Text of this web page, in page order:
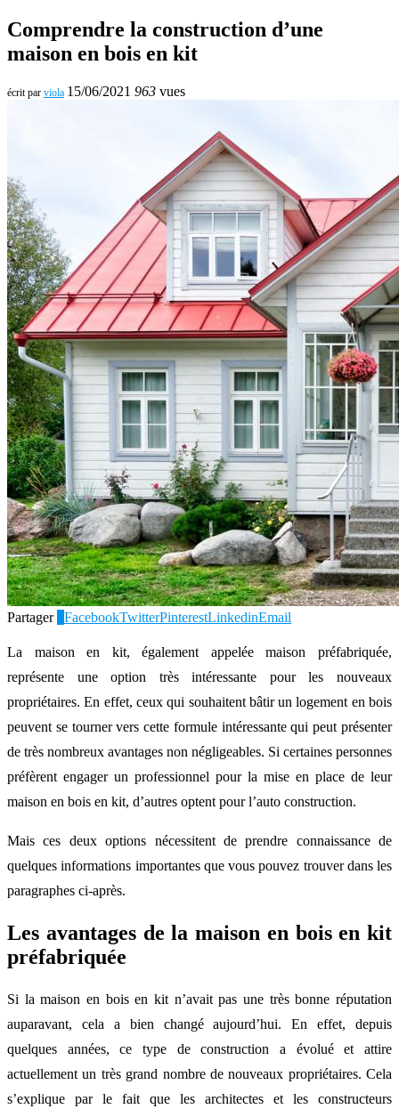
Comprendre la construction d’une
maison en bois en kit
écrit par viola 15/06/2021 963 vues
Partager FacebookTwitterPinterestLinkedinEmail
La maison en kit, également appelée maison préfabriquée,
représente une option très intéressante pour les nouveaux
propriétaires. En effet, ceux qui souhaitent bâtir un logement en bois
peuvent se tourner vers cette formule intéressante qui peut présenter
de très nombreux avantages non négligeables. Si certaines personnes
préfèrent engager un professionnel pour la mise en place de leur
maison en bois en kit, d’autres optent pour l’auto construction.
Mais ces deux options nécessitent de prendre connaissance de
quelques informations importantes que vous pouvez trouver dans les
paragraphes ci-après.
Les avantages de la maison en bois en kit
préfabriquée
Si la maison en bois en kit n’avait pas une très bonne réputation
auparavant, cela a bien changé aujourd’hui. En effet, depuis
quelques années, ce type de construction a évolué et attire
actuellement un très grand nombre de nouveaux propriétaires. Cela
s’explique par le fait que les architectes et les constructeurs